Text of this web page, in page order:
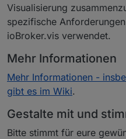
Visualisierung
spezifische
ioBroker.vis verwendet.
Mehr Informationen
Mehr Informationen -
gibt es im Wiki.
Gestalte mit und
Bitte stimmt für eure